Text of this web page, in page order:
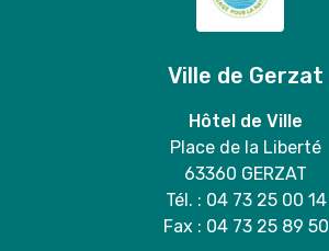
Ville de Gerzat
Hôtel de Ville
Place de la Liberté
63360 GERZAT
Tél. : 04 73 25 00 14
Fax : 04 73 25 89 50